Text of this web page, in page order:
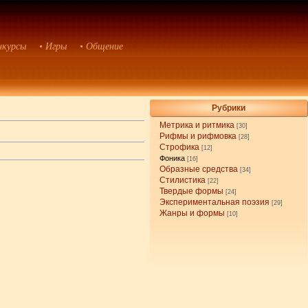
• Игры • Общение
Рубрики
Метрика и ритмика [30]
Рифмы и рифмовка [28]
Строфика [12]
Фоника [16]
Образные средства [34]
Стилистика [22]
Твердые формы [24]
Экспериментальная поэзия [29]
Жанры и формы [10]